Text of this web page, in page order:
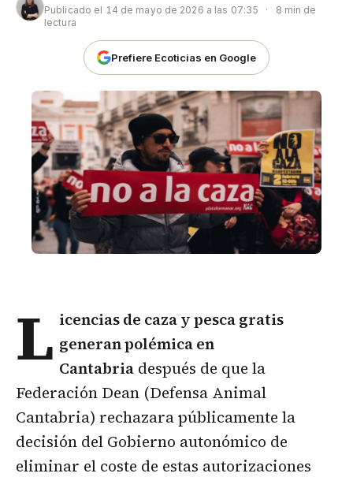
Publicado el 14 de mayo de 2026 a las 07:35 ·
8 min de
lectura
Prefiere Ecoticias en Google
L icencias de cazay pesca gratis
generan polémica en
Cantabria después de que la
Federación Dean (Defensa Animal
Cantabria) rechazara públicamente la
decisión del Gobierno autonómico de
eliminar el coste de estas autorizaciones